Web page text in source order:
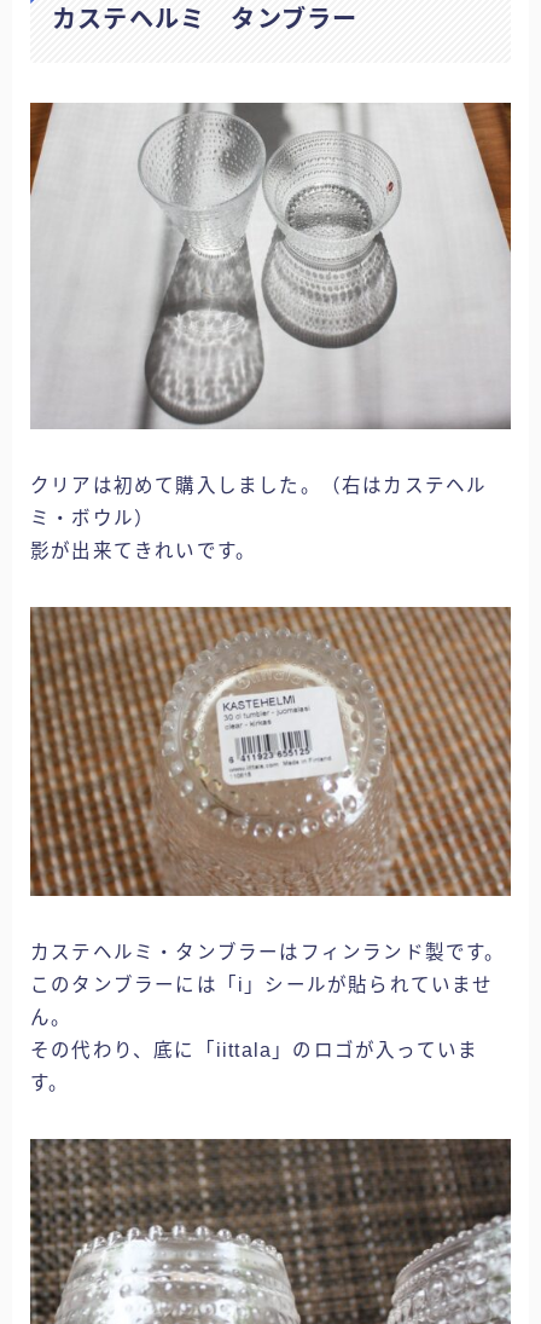
カステヘルミ タンブラー
クリアは初めて購入しました。（右はカステヘル
ミ・ボウル）
影が出来てきれいです。
カステヘルミ・タンブラーはフィンランド製です。
このタンブラーには「i」シールが貼られていませ
ん。
その代わり、底に「iittala」のロゴが入っていま
す。